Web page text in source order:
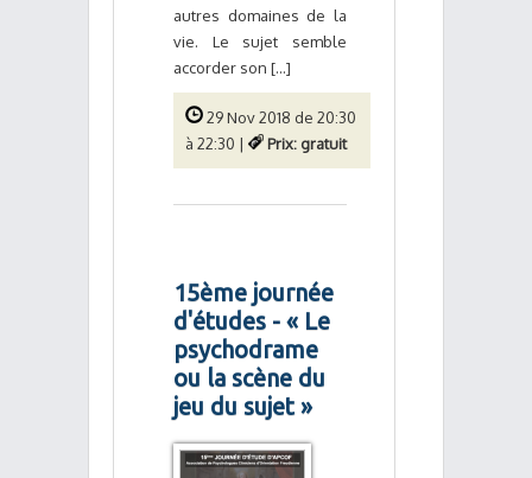
autres domaines de la
vie. Le sujet semble
accorder son [...]
29 Nov 2018 de 20:30
à 22:30 |
Prix: gratuit
15ème journée
d'études - « Le
psychodrame
ou la scène du
jeu du sujet »